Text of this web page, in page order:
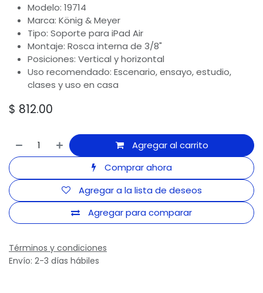
Modelo: 19714
Marca: König & Meyer
Tipo: Soporte para iPad Air
Montaje: Rosca interna de 3/8"
Posiciones: Vertical y horizontal
Uso recomendado: Escenario, ensayo, estudio,
clases y uso en casa
$ 812.00
Agregar al carrito
Comprar ahora
Agregar para comparar
Agregar a la lista de deseos
Términos y condiciones
Envío: 2-3 días hábiles